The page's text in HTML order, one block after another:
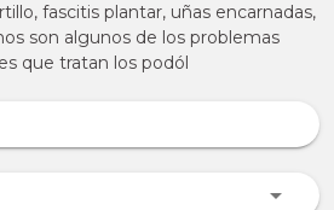
fascitis plantar, uñas encarnadas,
son algunos de los problemas
que tratan los podól